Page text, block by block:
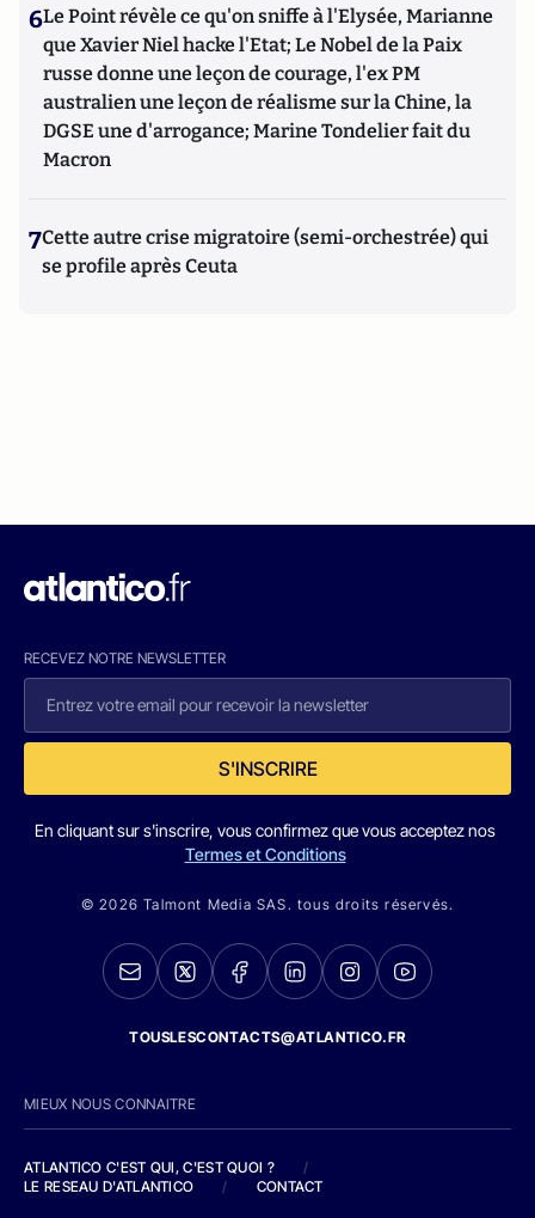
6Le Point révèle ce qu'on sniffe à l'Elysée, Marianne
que Xavier Niel hacke l'Etat; Le Nobel de la Paix
russe donne une leçon de courage, l'ex PM
australien une leçon de réalisme sur la Chine, la
DGSE une d'arrogance; Marine Tondelier fait du
Macron
7Cette autre crise migratoire (semi-orchestrée) qui
se profile après Ceuta
RECEVEZ NOTRE NEWSLETTER
S'INSCRIRE
En cliquant sur s'inscrire, vous confirmez que vous acceptez nos
Termes et Conditions
© 2026 Talmont Media SAS. tous droits réservés.
TOUSLESCONTACTS@ATLANTICO.FR
MIEUX NOUS CONNAITRE
ATLANTICO C'EST QUI, C'EST QUOI ?
/
LE RESEAU D'ATLANTICO
/ CONTACT